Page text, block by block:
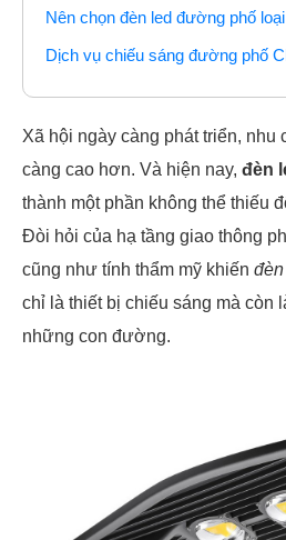
Nên chọn đèn led đường phố
Dịch vụ chiếu sáng đường phố
Xã hội ngày càng phát triển, nhu
càng cao hơn. Và hiện nay, đèn
thành một phần không thể thiếu
Đòi hỏi của hạ tầng giao thông
cũng như tính thẩm mỹ khiến
chỉ là thiết bị chiếu sáng mà còn
những con đường.